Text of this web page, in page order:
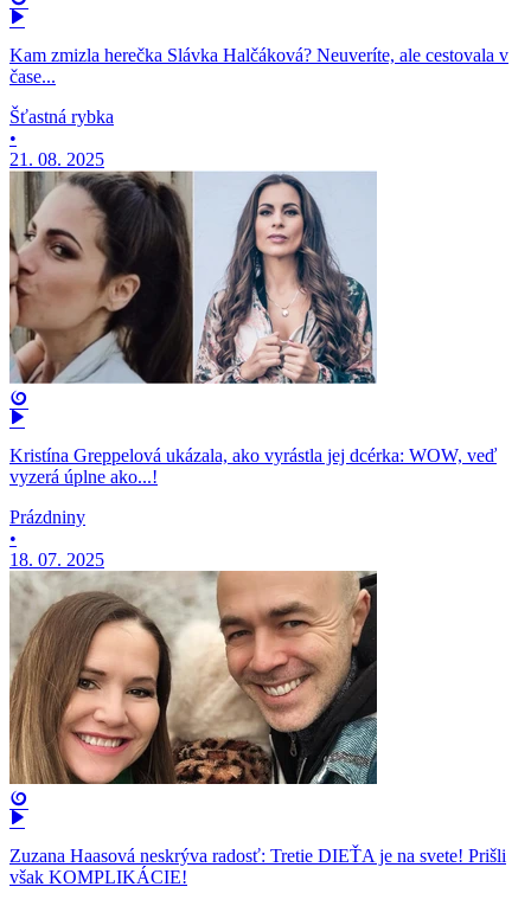
Kam zmizla herečka Slávka Halčáková? Neuveríte, ale cestovala v
čase...
Šťastná rybka
•
21. 08. 2025
Kristína Greppelová ukázala, ako vyrástla jej dcérka: WOW, veď
vyzerá úplne ako...!
Prázdniny
•
18. 07. 2025
Zuzana Haasová neskrýva radosť: Tretie DIEŤA je na svete! Prišli
však KOMPLIKÁCIE!